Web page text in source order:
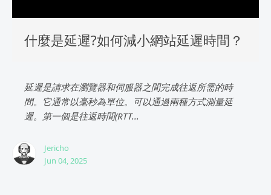
什麼是延遲?如何減小網站延遲時間？
延遲是請求在瀏覽器和伺服器之間完成往返所需的時
間。它通常以毫秒為單位。可以通過兩種方式測量延
遲。第一個是往返時間(RTT...
Jericho
Jun 04, 2025